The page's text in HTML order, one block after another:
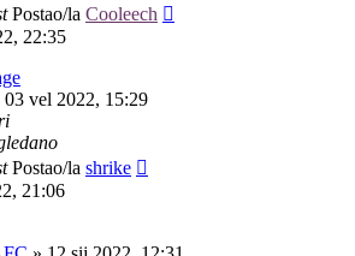
Postao/la Cooleech
22:35
03 vel 2022, 15:29
Postao/la shrike
21:06